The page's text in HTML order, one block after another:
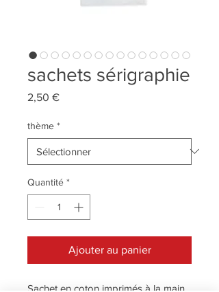
sachets sérigraphie
2,50 €Prix
thème *
Quantité *
Ajouter au panier
Sachet en coton imprimés à la main